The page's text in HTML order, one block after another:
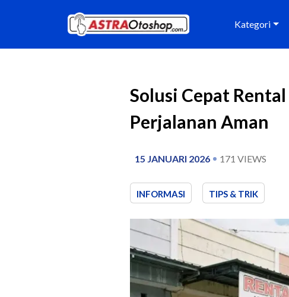
Kategori
Solusi Cepat
Perjalanan Aman
15 JANUARI 2026 171 VIEWS
INFORMASI TIPS & TRIK